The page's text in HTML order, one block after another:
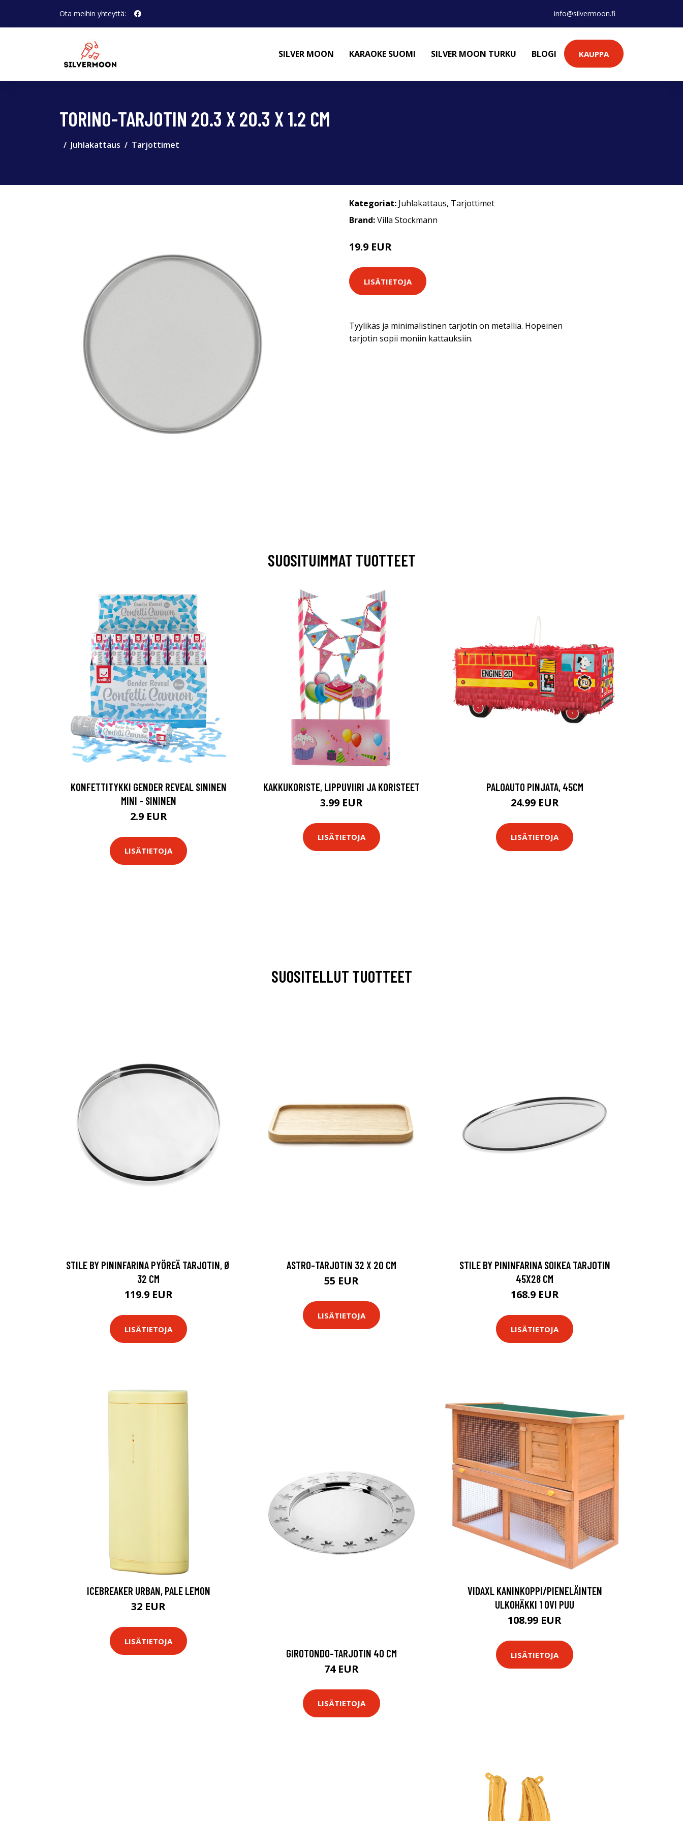
Ota meihin yhteyttä: info@silvermoon.fi
SILVER MOON KARAOKE SUOMI SILVER MOON TURKU BLOGI KAUPPA
TORINO-TARJOTIN 20.3 X 20.3 X 1.2 CM
Juhlakattaus Tarjottimet
Kategoriat: Juhlakattaus, Tarjottimet
Brand:Villa Stockmann
19.9 EUR
LISÄTIETOJA
Tyylikäs ja minimalistinen tarjotin on metallia. Hopeinen
tarjotin sopii moniin kattauksiin.
SUOSITUIMMAT TUOTTEET
KONFETTITYKKI GENDER REVEAL SININEN
MINI - SININEN
2.9 EUR
LISÄTIETOJA
KAKKUKORISTE, LIPPUVIIRI JA KORISTEET
3.99 EUR
LISÄTIETOJA
PALOAUTO PINJATA, 45CM
24.99 EUR
LISÄTIETOJA
SUOSITELLUT TUOTTEET
STILE BY PININFARINA PYÖREÄ TARJOTIN, Ø
32 CM
119.9 EUR
LISÄTIETOJA
ASTRO-TARJOTIN 32 X 20 CM
55 EUR
LISÄTIETOJA
STILE BY PININFARINA SOIKEA TARJOTIN
45X28 CM
168.9 EUR
LISÄTIETOJA
ICEBREAKER URBAN, PALE LEMON
32 EUR
LISÄTIETOJA
GIROTONDO-TARJOTIN 40 CM
74 EUR
LISÄTIETOJA
VIDAXL KANINKOPPI/PIENELÄINTEN
ULKOHÄKKI 1 OVI PUU
108.99 EUR
LISÄTIETOJA